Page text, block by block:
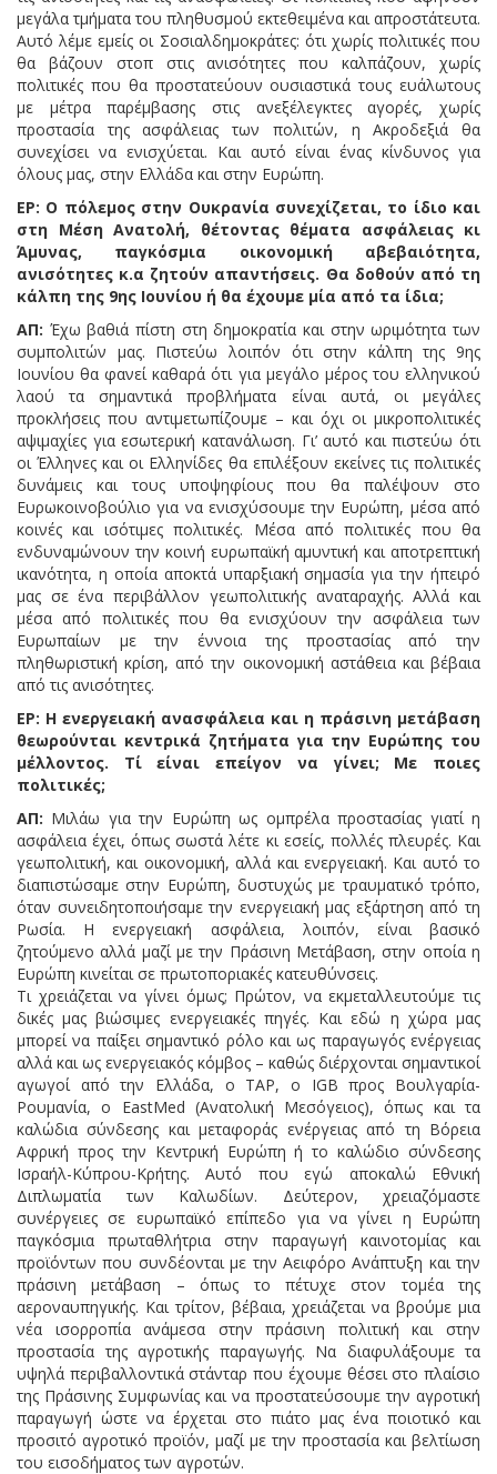
μεγάλα τμήματα του πληθυσμού εκτεθειμένα και απροστάτευτα.
Αυτό λέμε εμείς οι Σοσιαλδημοκράτες: ότι χωρίς πολιτικές που
θα βάζουν στοπ στις ανισότητες που καλπάζουν, χωρίς
πολιτικές που θα προστατεύουν ουσιαστικά τους ευάλωτους
με μέτρα παρέμβασης στις ανεξέλεγκτες αγορές, χωρίς
προστασία της ασφάλειας των πολιτών, η Ακροδεξιά θα
συνεχίσει να ενισχύεται. Και αυτό είναι ένας κίνδυνος για
όλους μας, στην Ελλάδα και στην Ευρώπη.
ΕΡ: Ο πόλεμος στην Ουκρανία συνεχίζεται, το ίδιο και
στη Μέση Ανατολή, θέτοντας θέματα ασφάλειας κι
Άμυνας, παγκόσμια οικονομική αβεβαιότητα,
ανισότητες κ.α ζητούν απαντήσεις. Θα δοθούν από τη
κάλπη της 9ης Ιουνίου ή θα έχουμε μία από τα ίδια;
ΑΠ: Έχω βαθιά πίστη στη δημοκρατία και στην ωριμότητα των
συμπολιτών μας. Πιστεύω λοιπόν ότι στην κάλπη της 9ης
Ιουνίου θα φανεί καθαρά ότι για μεγάλο μέρος του ελληνικού
λαού τα σημαντικά προβλήματα είναι αυτά, οι μεγάλες
προκλήσεις που αντιμετωπίζουμε – και όχι οι μικροπολιτικές
αψιμαχίες για εσωτερική κατανάλωση. Γι’ αυτό και πιστεύω ότι
οι Έλληνες και οι Ελληνίδες θα επιλέξουν εκείνες τις πολιτικές
δυνάμεις και τους υποψηφίους που θα παλέψουν στο
Ευρωκοινοβούλιο για να ενισχύσουμε την Ευρώπη, μέσα από
κοινές και ισότιμες πολιτικές. Μέσα από πολιτικές που θα
ενδυναμώνουν την κοινή ευρωπαϊκή αμυντική και αποτρεπτική
ικανότητα, η οποία αποκτά υπαρξιακή σημασία για την ήπειρό
μας σε ένα περιβάλλον γεωπολιτικής αναταραχής. Αλλά και
μέσα από πολιτικές που θα ενισχύουν την ασφάλεια των
Ευρωπαίων με την έννοια της προστασίας από την
πληθωριστική κρίση, από την οικονομική αστάθεια και βέβαια
από τις ανισότητες.
ΕΡ: Η ενεργειακή ανασφάλεια και η πράσινη μετάβαση
θεωρούνται κεντρικά ζητήματα για την Ευρώπης του
μέλλοντος. Τί είναι επείγον να γίνει; Με ποιες
πολιτικές;
ΑΠ: Μιλάω για την Ευρώπη ως ομπρέλα προστασίας γιατί η
ασφάλεια έχει, όπως σωστά λέτε κι εσείς, πολλές πλευρές. Και
γεωπολιτική, και οικονομική, αλλά και ενεργειακή. Και αυτό το
διαπιστώσαμε στην Ευρώπη, δυστυχώς με τραυματικό τρόπο,
όταν συνειδητοποιήσαμε την ενεργειακή μας εξάρτηση από τη
Ρωσία. Η ενεργειακή ασφάλεια, λοιπόν, είναι βασικό
ζητούμενο αλλά μαζί με την Πράσινη Μετάβαση, στην οποία η
Ευρώπη κινείται σε πρωτοποριακές κατευθύνσεις.
Τι χρειάζεται να γίνει όμως; Πρώτον, να εκμεταλλευτούμε τις
δικές μας βιώσιμες ενεργειακές πηγές. Και εδώ η χώρα μας
μπορεί να παίξει σημαντικό ρόλο και ως παραγωγός ενέργειας
αλλά και ως ενεργειακός κόμβος – καθώς διέρχονται σημαντικοί
αγωγοί από την Ελλάδα, ο TAP, ο IGB προς Βουλγαρία-
Ρουμανία, ο EastMed (Ανατολική Μεσόγειος), όπως και τα
καλώδια σύνδεσης και μεταφοράς ενέργειας από τη Βόρεια
Αφρική προς την Κεντρική Ευρώπη ή το καλώδιο σύνδεσης
Ισραήλ-Κύπρου-Κρήτης. Αυτό που εγώ αποκαλώ Εθνική
Διπλωματία των Καλωδίων. Δεύτερον, χρειαζόμαστε
συνέργειες σε ευρωπαϊκό επίπεδο για να γίνει η Ευρώπη
παγκόσμια πρωταθλήτρια στην παραγωγή καινοτομίας και
προϊόντων που συνδέονται με την Αειφόρο Ανάπτυξη και την
πράσινη μετάβαση – όπως το πέτυχε στον τομέα της
αεροναυπηγικής. Και τρίτον, βέβαια, χρειάζεται να βρούμε μια
νέα ισορροπία ανάμεσα στην πράσινη πολιτική και στην
προστασία της αγροτικής παραγωγής. Να διαφυλάξουμε τα
υψηλά περιβαλλοντικά στάνταρ που έχουμε θέσει στο πλαίσιο
της Πράσινης Συμφωνίας και να προστατεύσουμε την αγροτική
παραγωγή ώστε να έρχεται στο πιάτο μας ένα ποιοτικό και
προσιτό αγροτικό προϊόν, μαζί με την προστασία και βελτίωση
του εισοδήματος των αγροτών.